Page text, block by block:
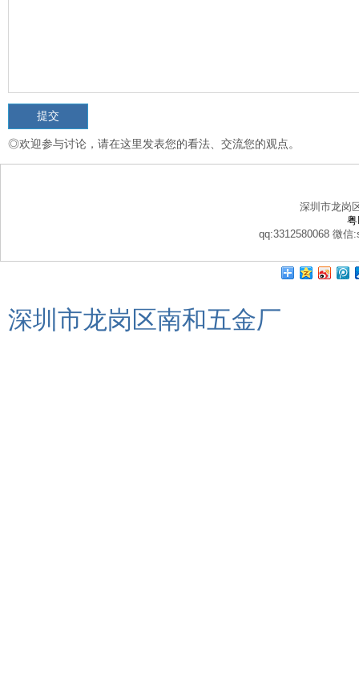
◎欢迎参与讨论，请在这里发表您的看法、交流您的观点。
深圳市龙岗
粤
qq:3312580068 微
深圳市龙岗区南和五金厂